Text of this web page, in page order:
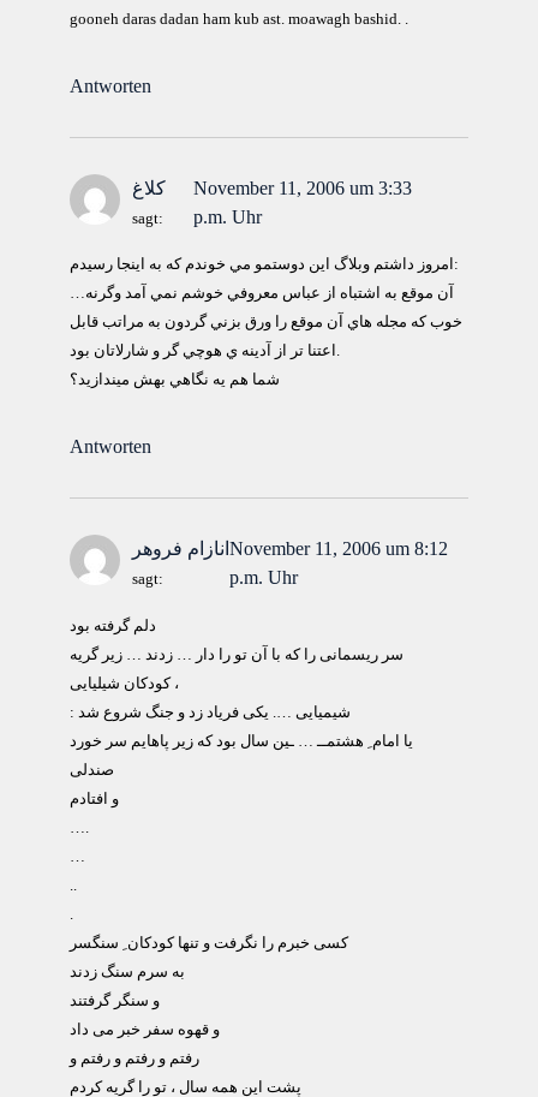
gooneh daras dadan ham kub ast. moawagh bashid. .
Antworten
كلاغ
sagt:
November 11, 2006 um 3:33
p.m. Uhr
امروز داشتم وبلاگ اين دوستمو مي خوندم كه به اينجا رسيدم:
…آن موقع به اشتباه از عباس معروفي خوشم نمي آمد وگرنه
خوب كه مجله هاي آن موقع را ورق بزني گردون به مراتب قابل
اعتنا تر از آدينه ي هوچي گر و شارلاتان بود.
شما هم يه نگاهي بهش ميندازيد؟
Antworten
انازام فروهر
sagt:
November 11, 2006 um 8:12
p.m. Uhr
دلم گرفته بود
سر ریسمانی را که با آن تو را دار … زدند … زیر گریه
کودکان شیلیایی ،
: شیمیایی …. یکی فریاد زد و جنگ شروع شد
یا امام ِ هشتمــ … ـین سال بود که زیر پاهایم سر خورد
صندلی
و افتادم
کسی خبرم را نگرفت و تنها کودکان ِ سنگسر
به سرم سنگ زدند
و سنگر گرفتند
و قهوه سفر خبر می داد
رفتم و رفتم و رفتم و
پشت این همه سال ، تو را گریه کردم